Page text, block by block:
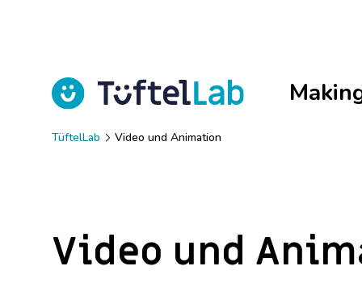
Was ist Making?
TüftelMagazin
TüftelLab Schule Programm
Fördermöglichkeiten für
TüftelLab Berlin
TüftelLab Rhein-Kreis Neuss
TüftelShop
Kontakt
Jobs (Personio)
TüftelLab Video und Animation
Video und